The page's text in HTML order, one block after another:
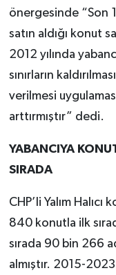
önergesinde “Son
satın aldığı konut
2012 yılında
sınırların
verilmesi
arttırmıştır” dedi.
YABANCIYA
SIRADA
CHP’li Yalım
840 konutla ilk
sırada 90 bin 266
almıştır. 2015-